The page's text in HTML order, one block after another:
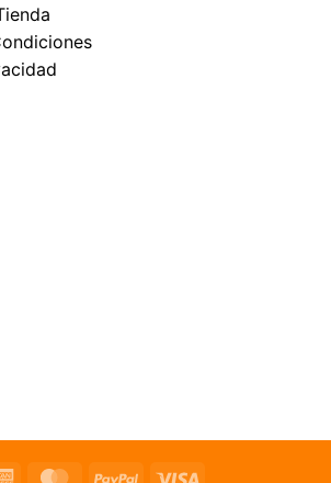
American MasterCardPayPal